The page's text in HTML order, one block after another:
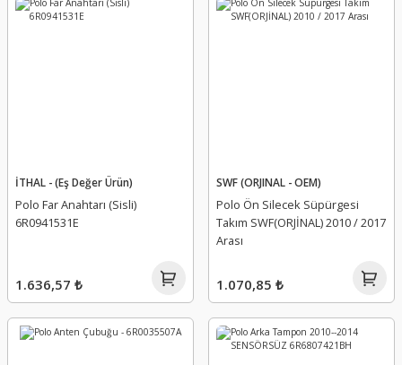
İTHAL - (Eş Değer Ürün)
Polo Far Anahtarı (Sisli)
6R0941531E
1.636,57 ₺
SWF (ORJINAL - OEM)
Polo Ön Silecek Süpürgesi
Takım SWF(ORJİNAL) 2010 / 2017
Arası
1.070,85 ₺